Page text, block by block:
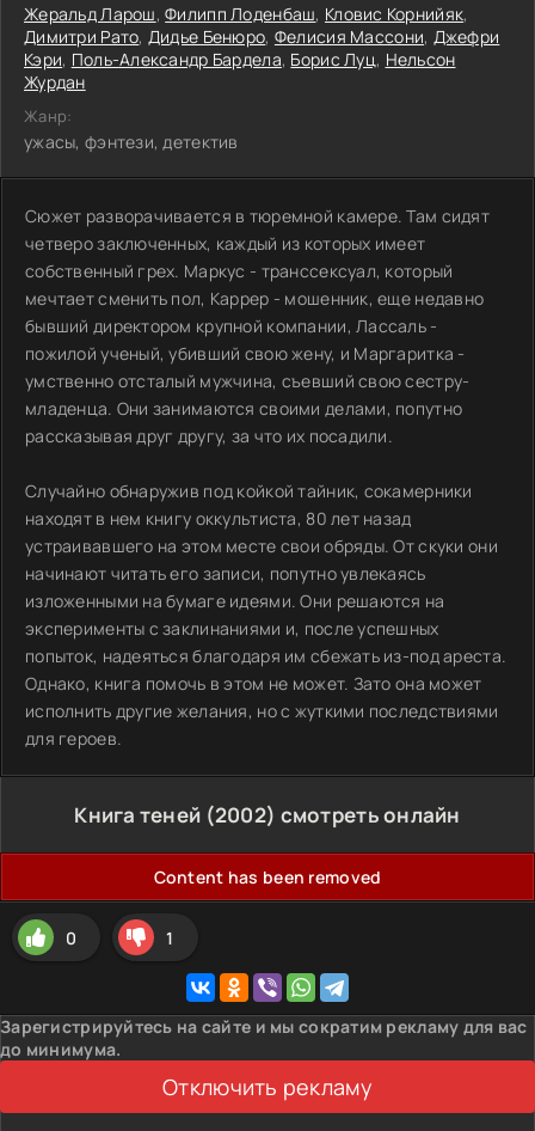
Жеральд Ларош,Филипп Лоденбаш, Кловис Корнийяк,
Димитри Рато, Дидье Бенюро, Фелисия Массони, Джефри
Кэри, Поль-Александр Бардела, Борис Луц, Нельсон
Журдан
Жанр:
ужасы, фэнтези, детектив
Сюжет разворачивается в тюремной камере. Там сидят
четверо заключенных, каждый из которых имеет
собственный грех. Маркус - транссексуал, который
мечтает сменить пол, Каррер - мошенник, еще недавно
бывший директором крупной компании, Лассаль -
пожилой ученый, убивший свою жену, и Маргаритка -
умственно отсталый мужчина, съевший свою сестру-
младенца. Они занимаются своими делами, попутно
рассказывая друг другу, за что их посадили.
Случайно обнаружив под койкой тайник, сокамерники
находят в нем книгу оккультиста, 80 лет назад
устраивавшего на этом месте свои обряды. От скуки они
начинают читать его записи, попутно увлекаясь
изложенными на бумаге идеями. Они решаются на
эксперименты с заклинаниями и, после успешных
попыток, надеяться благодаря им сбежать из-под ареста.
Однако, книга помочь в этом не может. Зато она может
исполнить другие желания, но с жуткими последствиями
для героев.
Книга теней (2002) смотреть онлайн
Content has been removed
0 1
Зарегистрируйтесь на сайте и мы сократим рекламу для вас
до минимума.
Отключить рекламу